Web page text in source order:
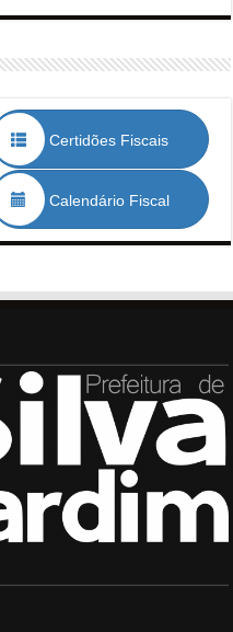
Certidões Fiscais
Calendário Fiscal